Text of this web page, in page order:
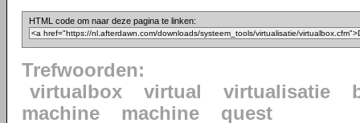
HTML code om naar deze pagina te linken:
Trefwoorden:
virtualbox
virtual virtualisatie
machine
machine quest